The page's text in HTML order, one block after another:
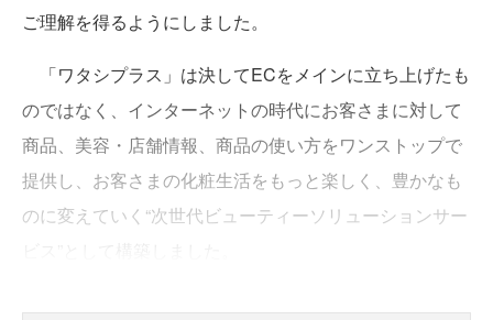
ご理解を得るようにしました。
「ワタシプラス」は決してECをメインに立ち上げたも
のではなく、インターネットの時代にお客さまに対して
商品、美容・店舗情報、商品の使い方をワンストップで
提供し、お客さまの化粧生活をもっと楽しく、豊かなも
のに変えていく“次世代ビューティーソリューションサー